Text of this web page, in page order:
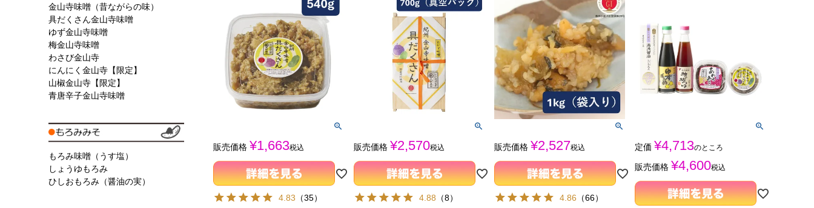
金山寺味噌（昔ながらの味）
具だくさん金山寺味噌
ゆず金山寺味噌
梅金山寺味噌
わさび金山寺
にんにく金山寺【限定】
山椒金山寺【限定】
青唐辛子金山寺味噌
もろみ味噌（うす塩）
しょうゆもろみ
ひしおもろみ（醤油の実）
販売価格 ¥1,663税込
4.83 （35）
販売価格 ¥2,570税込
4.88 （8）
販売価格 ¥2,527税込
4.86 （66）
定価 ¥4,713のところ
販売価格 ¥4,600税込